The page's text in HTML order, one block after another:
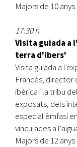
Majors de 10 anys.
17:30 h
Visita guiada a
terra d'ibers'
Visita guiada a
Francès, director
ibèrica i la tribu
exposats, dels
especial èmfasi
vinculades a
Majors de 12 anys